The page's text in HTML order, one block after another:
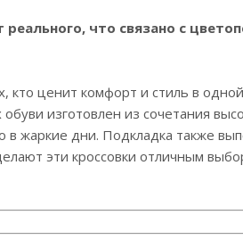
что связано с
ценит комфорт и стиль в
изготовлен из сочетания
жаркие дни. Подкладка также
эти кроссовки отличным